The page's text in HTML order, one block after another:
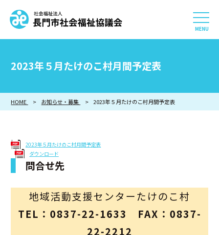
社会福祉法人 長門市社
相談したい
参加したい・貢献したい
利用したい
採用情報
2023年５月たけのこ村月間予定表
HOME お知らせ・募集 2023年５月たけのこ村月間予定表
2023年５月たけのこ村月間予定表
ダウンロード
問合せ先
地域活動支援センターたけのこ村
TEL：0837-22-1633 FAX：0837-
22-2212